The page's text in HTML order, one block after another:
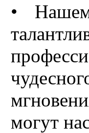
•
могут